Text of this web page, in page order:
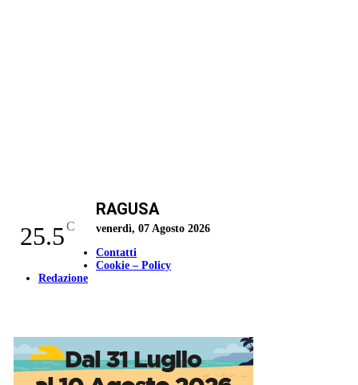
25.5C
RAGUSA
venerdì, 07 Agosto 2026
Contatti
Cookie – Policy
Redazione